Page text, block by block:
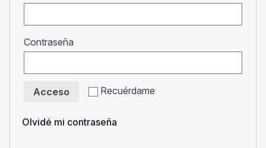
Contraseña
Recuérdame
Acceso
Olvidé mi contraseña